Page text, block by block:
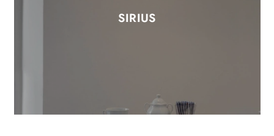
SIRIUS